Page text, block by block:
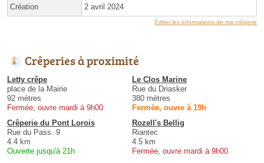
Création 2 avril 2024
Éditer les informations de ma crêperie
Crêperies à proximité
Letty crêpe
place de la Mairie
92 mètres
Fermée, ouvre mardi à 9h00
Le Clos Marine
Rue du Driasker
380 mètres
Fermée, ouvre à 19h
Crêperie du Pont Lorois
Rue du Pass. 9
4.4 km
Ouverte jusqu'à 21h
Rozell's Bellig
Riantec
4.5 km
Fermée, ouvre mardi à 9h00